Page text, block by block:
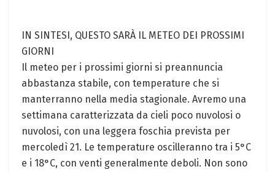
IN SINTESI, QUESTO SARÀ IL METEO DEI PROSSIMI
GIORNI
Il meteo per i prossimi giorni si preannuncia
abbastanza stabile, con temperature che si
manterranno nella media stagionale. Avremo una
settimana caratterizzata da cieli poco nuvolosi o
nuvolosi, con una leggera foschia prevista per
mercoledì 21. Le temperature oscilleranno tra i 5°C
e i 18°C, con venti generalmente deboli. Non sono